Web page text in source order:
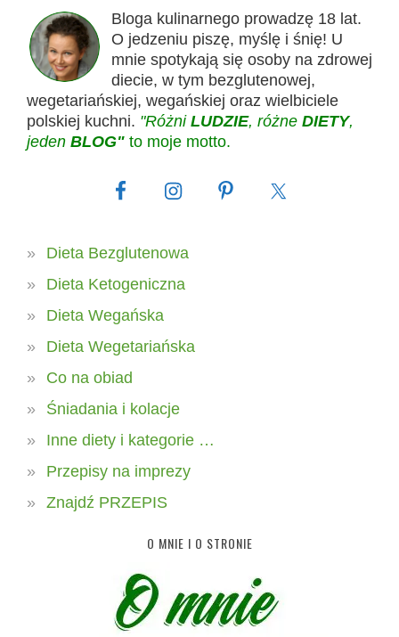
Bloga kulinarnego prowadzę 18 lat.
O jedzeniu piszę, myślę i śnię! U
mnie spotykają się osoby na zdrowej
diecie, w tym bezglutenowej,
wegetariańskiej, wegańskiej oraz wielbiciele
polskiej kuchni. "Różni LUDZIE, różne DIETY,
jeden BLOG" to moje motto.
Dieta Bezglutenowa
Dieta Ketogeniczna
Dieta Wegańska
Dieta Wegetariańska
Co na obiad
Śniadania i kolacje
Inne diety i kategorie …
Przepisy na imprezy
Znajdź PRZEPIS
O MNIE I O STRONIE